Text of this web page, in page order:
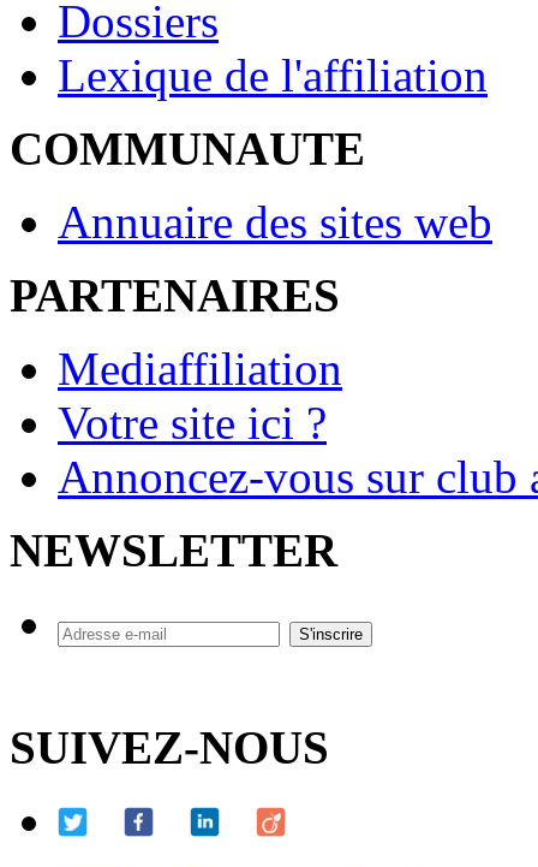
Dossiers
Lexique de l'affiliation
COMMUNAUTE
Annuaire des sites web
PARTENAIRES
Mediaffiliation
Votre site ici ?
Annoncez-vous sur
NEWSLETTER
SUIVEZ-NOUS